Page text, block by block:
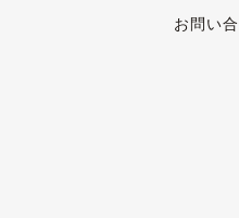
お問い